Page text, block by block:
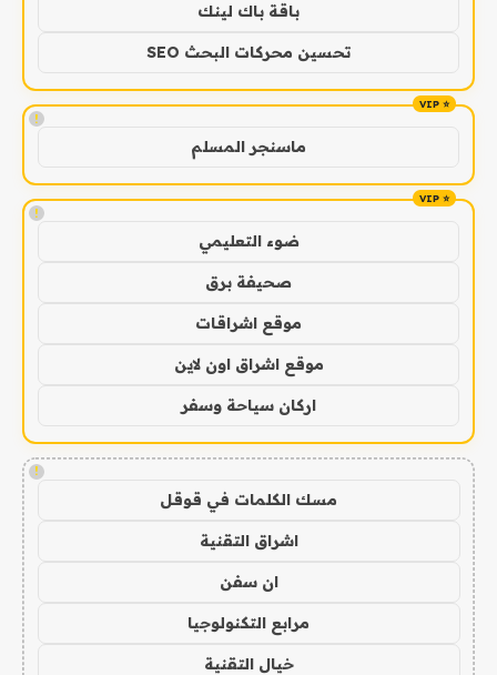
باقة باك لينك
تحسين محركات البحث SEO
!
ماسنجر المسلم
!
ضوء التعليمي
صحيفة برق
موقع اشراقات
موقع اشراق اون لاين
اركان سياحة وسفر
!
مسك الكلمات في قوقل
اشراق التقنية
ان سفن
مرابع التكنولوجيا
خيال التقنية